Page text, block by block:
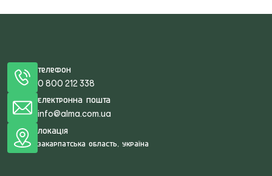
Телефон
0 800 212 338
Електронна пошта
info@alma.com.ua
Локація
Закарпатська область, Україна